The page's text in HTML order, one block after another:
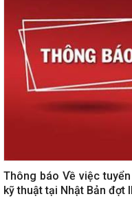
Thông báo Về việc
kỹ thuật tại Nhật Bản đợt